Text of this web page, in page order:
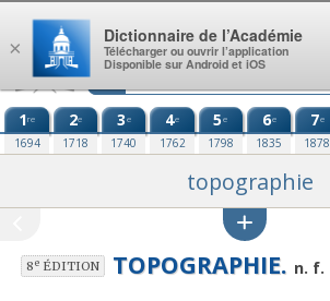
Aller au contenu
1re
1694
2e
1718
3e
1740
4e
1762
5e
1798
6e
1835
7e
1878
topographie
8eÉDITION TOPOGRAPHIE. n. f.
×
Dictionnaire de l’Académie
Télécharger ou ouvrir l’application
Disponible sur Android et iOS